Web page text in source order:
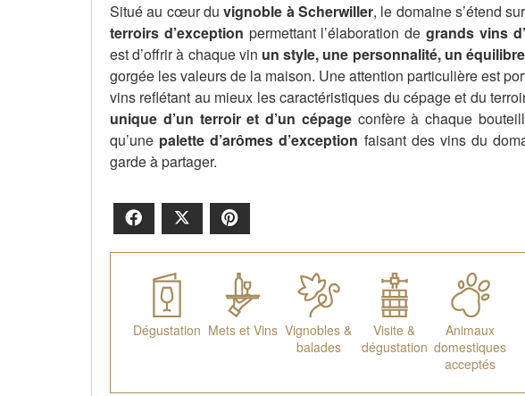
Situé au cœur duvignoble à Scherwiller, le domaine s’étend sur
terroirs d’exception permettant l’élaboration degrands vins
est d’offrir à chaque vin un style, une personnalité, un équilibre
gorgée les valeurs de la maison. Une attention particulière est
vins reflétant au mieux les caractéristiques du cépage et du
unique d’un terroir et d’un cépageconfère à chaque
qu’une palette d’arômes d’exception faisant des vins du
garde à partager.
Facebook
Dégustation Mets et Vins Vignobles &
balades
Visite &
dégustation
Animaux
domestiques
acceptés